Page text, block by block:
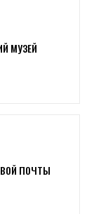
МУЗЕЙ
ПОЧТЫ